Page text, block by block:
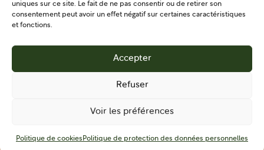
uniques sur ce site. Le fait de ne pas consentir ou de retirer son
consentement peut avoir un effet négatif sur certaines caractéristiques
et fonctions.
Accepter
Refuser
Voir les préférences
Politique de cookies Politique de protection des données personnelles
Proposer un outil
CONTACT
S'IMPLIQUER
légales
personnelles
CGU